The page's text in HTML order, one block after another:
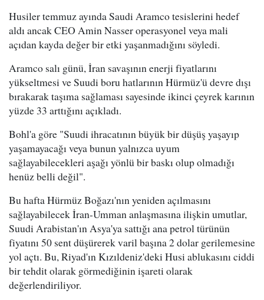
Husiler temmuz ayında Saudi Aramco tesislerini hedef
aldı ancak CEO Amin Nasser operasyonel veya mali
açıdan kayda değer bir etki yaşanmadığını söyledi.
Aramco salı günü, İran savaşının enerji fiyatlarını
yükseltmesi ve Suudi boru hatlarının Hürmüz'ü devre dışı
bırakarak taşıma sağlaması sayesinde ikinci çeyrek karının
yüzde 33 arttığını açıkladı.
Bohl'a göre "Suudi ihracatının büyük bir düşüş yaşayıp
yaşamayacağı veya bunun yalnızca uyum
sağlayabilecekleri aşağı yönlü bir baskı olup olmadığı
henüz belli değil".
Bu hafta Hürmüz Boğazı'nın yeniden açılmasını
sağlayabilecek İran-Umman anlaşmasına ilişkin umutlar,
Suudi Arabistan'ın Asya'ya sattığı ana petrol türünün
fiyatını 50 sent düşürerek varil başına 2 dolar gerilemesine
yol açtı. Bu, Riyad'ın Kızıldeniz'deki Husi ablukasını ciddi
bir tehdit olarak görmediğinin işareti olarak
değerlendiriliyor.